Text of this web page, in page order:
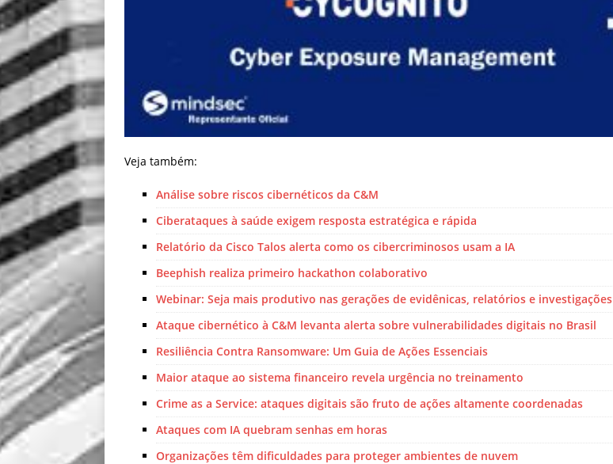
Veja também:
Análise sobre riscos cibernéticos da C&M
Ciberataques à saúde exigem resposta estratégica e rápida
Relatório da Cisco Talos alerta como os cibercriminosos usam a IA
Beephish realiza primeiro hackathon colaborativo
Webinar: Seja mais produtivo nas gerações de evidênicas, relatórios e investigações
Ataque cibernético à C&M levanta alerta sobre vulnerabilidades digitais no Brasil
Resiliência Contra Ransomware: Um Guia de Ações Essenciais
Maior ataque ao sistema financeiro revela urgência no treinamento
Crime as a Service: ataques digitais são fruto de ações altamente coordenadas
Ataques com IA quebram senhas em horas
Organizações têm dificuldades para proteger ambientes de nuvem